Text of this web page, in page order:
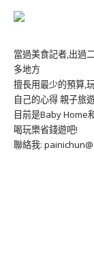
當過美食記者,出過
多地方
擅長用最少的預算,
自己的心得 親子旅
目前是Baby Home
喝玩樂省錢遊吧!
聯絡我: